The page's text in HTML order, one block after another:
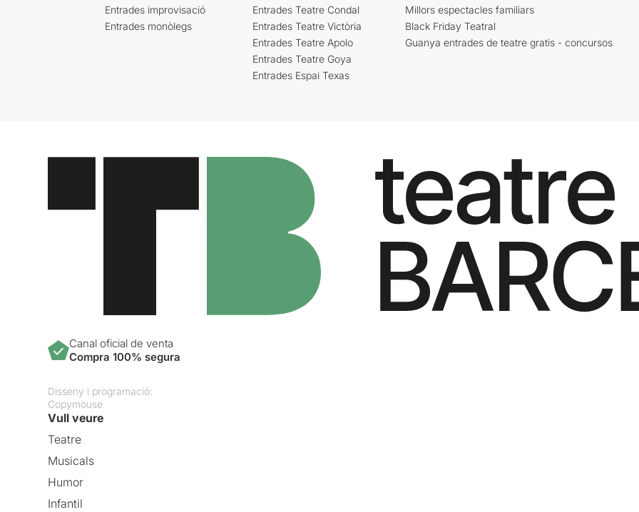
Entrades improvisació
Entrades monòlegs
Entrades Teatre Condal
Entrades Teatre Victòria
Entrades Teatre Apolo
Entrades Teatre Goya
Entrades Espai Texas
Millors espectacles familiars
Black Friday Teatral
Guanya entrades de teatre gratis - concursos
Canal oficial de venta
Compra 100% segura
Disseny i programació:
Copymouse
Vull veure
Teatre
Musicals
Humor
Infantil